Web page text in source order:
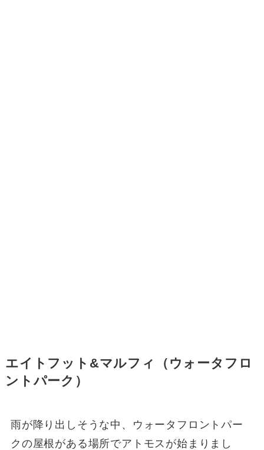
エイトフット&マルフィ（ウォータフロ
ントパーク）
雨が降り出しそうな中、ウォータフロントパー
クの屋根がある場所でアトモスが始まりまし